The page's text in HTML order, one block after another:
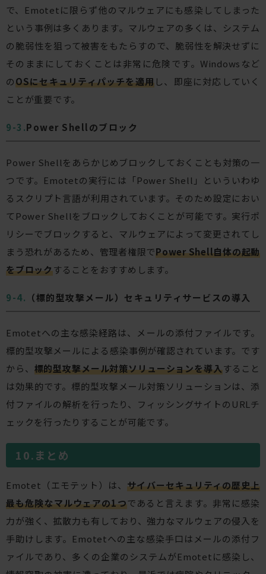
で、Emotetに限らず他のマルウェアにも感染してしまった
という事例は多くあります。マルウェアの多くは、システム
の脆弱性を狙って被害をもたらすので、脆弱性を解決せずに
そのままにしておくことは非常に危険です。Windowsなど
のOSにセキュリティパッチを適用し、即座に対応していく
ことが重要です。
Power Shellのブロック
Power Shellをあらかじめブロックしておくことも対策の一
つです。Emotetの実行には「Power Shell」といういわゆ
るスクリプト言語が利用されています。そのため設定におい
てPower Shellをブロックしておくことが可能です。実行ポ
リシーでブロックすると、マルウェアによって変更されてし
まう恐れがあるため、管理者権限でPower Shell自体の起動
をブロックすることをおすすめします。
（標的型攻撃メール）セキュリティサービスの導入
Emotetへの主な感染経路は、メールの添付ファイルです。
標的型攻撃メールによる感染事例が確認されています。です
から、 標的型攻撃メール対策ソリューションを導入すること
は効果的です。標的型攻撃メール対策ソリューションは、添
付ファイルの解析を行ったり、フィッシングサイトのURLチ
ェックを行ったりすることが可能です。
まとめ
Emotet（エモテット）は、サイバーセキュリティの歴史上
最も危険なマルウェアの1つであると言えます。非常に感染
力が強く、拡散力も有しており、強力なマルウェアの侵入を
手助けします。Emotetへの主な感染手口はメールの添付フ
ァイルであり、多くの企業のシステムがEmotetに感染し、